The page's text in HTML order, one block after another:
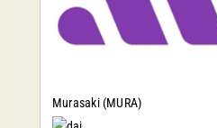
Murasaki (MURA)